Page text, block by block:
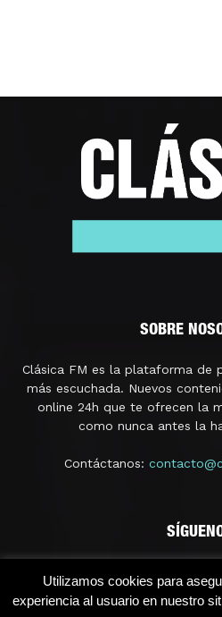
SOBRE
Clásica FM es la plataforma de
más escuchada. Nuevos
online 24h que te ofrecen la
como nunca antes la
Contáctanos:
Utilizamos cookies para
experiencia al usuario en nuestro